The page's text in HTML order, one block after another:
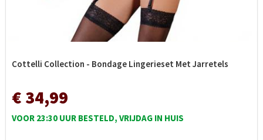
Cottelli Collection - Bondage Lingerieset Met Jarretels
€ 34,99
VOOR 23:30 UUR BESTELD, VRIJDAG IN HUIS